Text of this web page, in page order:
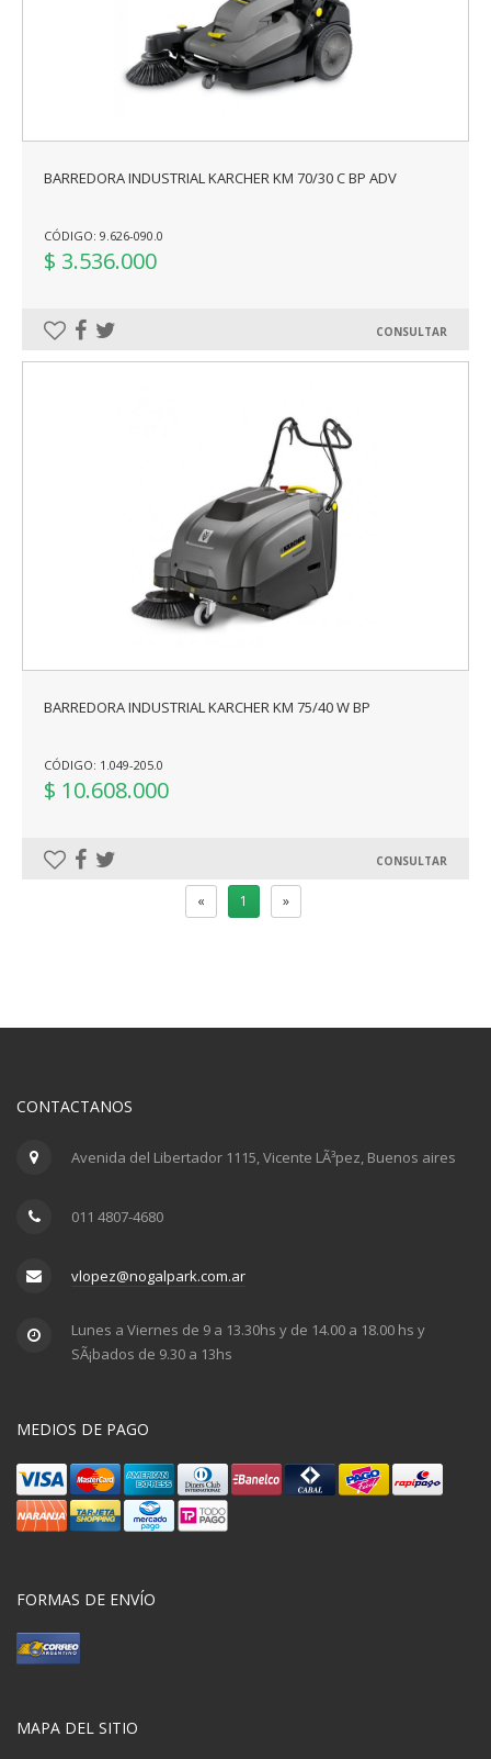
BARREDORA INDUSTRIAL KARCHER KM 70/30 C BP ADV
CÓDIGO: 9.626-090.0
$ 3.536.000
CONSULTAR
BARREDORA INDUSTRIAL KARCHER KM 75/40 W BP
CÓDIGO: 1.049-205.0
$ 10.608.000
CONSULTAR
« 1 »
CONTACTANOS
Avenida del Libertador 1115, Vicente LÃ³pez, Buenos aires
011 4807-4680
vlopez@nogalpark.com.ar
Lunes a Viernes de 9 a 13.30hs y de 14.00 a 18.00 hs y
SÃ¡bados de 9.30 a 13hs
MEDIOS DE PAGO
FORMAS DE ENVÍO
MAPA DEL SITIO